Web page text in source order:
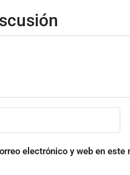
electrónico y web en